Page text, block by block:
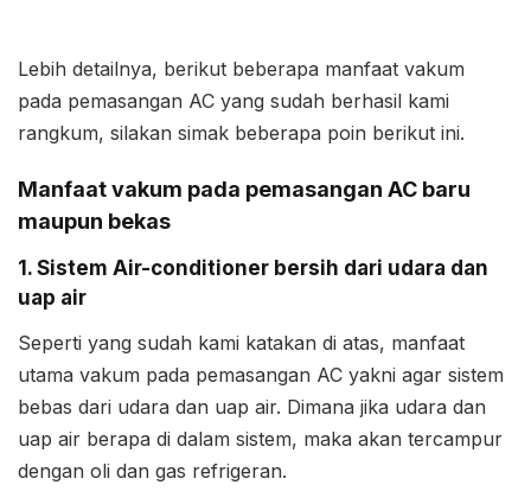
Lebih detailnya, berikut beberapa manfaat vakum
pada pemasangan AC yang sudah berhasil kami
rangkum, silakan simak beberapa poin berikut ini.
Manfaat vakum pada pemasangan AC baru
maupun bekas
1. Sistem Air-conditioner bersih dari udara dan
uap air
Seperti yang sudah kami katakan di atas, manfaat
utama vakum pada pemasangan AC yakni agar sistem
bebas dari udara dan uap air. Dimana jika udara dan
uap air berapa di dalam sistem, maka akan tercampur
dengan oli dan gas refrigeran.